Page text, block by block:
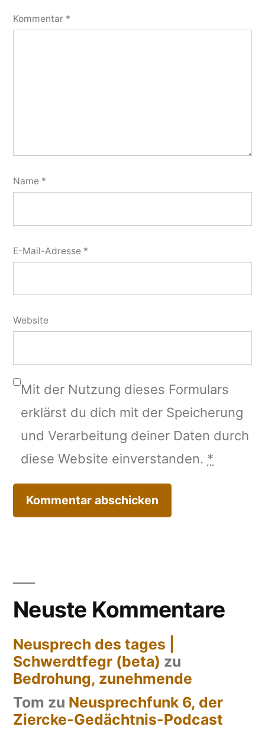
Kommentar *
Name *
E-Mail-Adresse *
Website
Mit der Nutzung dieses Formulars
erklärst du dich mit der Speicherung
und Verarbeitung deiner Daten durch
diese Website einverstanden. *
Neuste Kommentare
Neusprech des tages |
Schwerdtfegr (beta) zu
Bedrohung, zunehmende
Tom zu Neusprechfunk 6, der
Ziercke-Gedächtnis-Podcast